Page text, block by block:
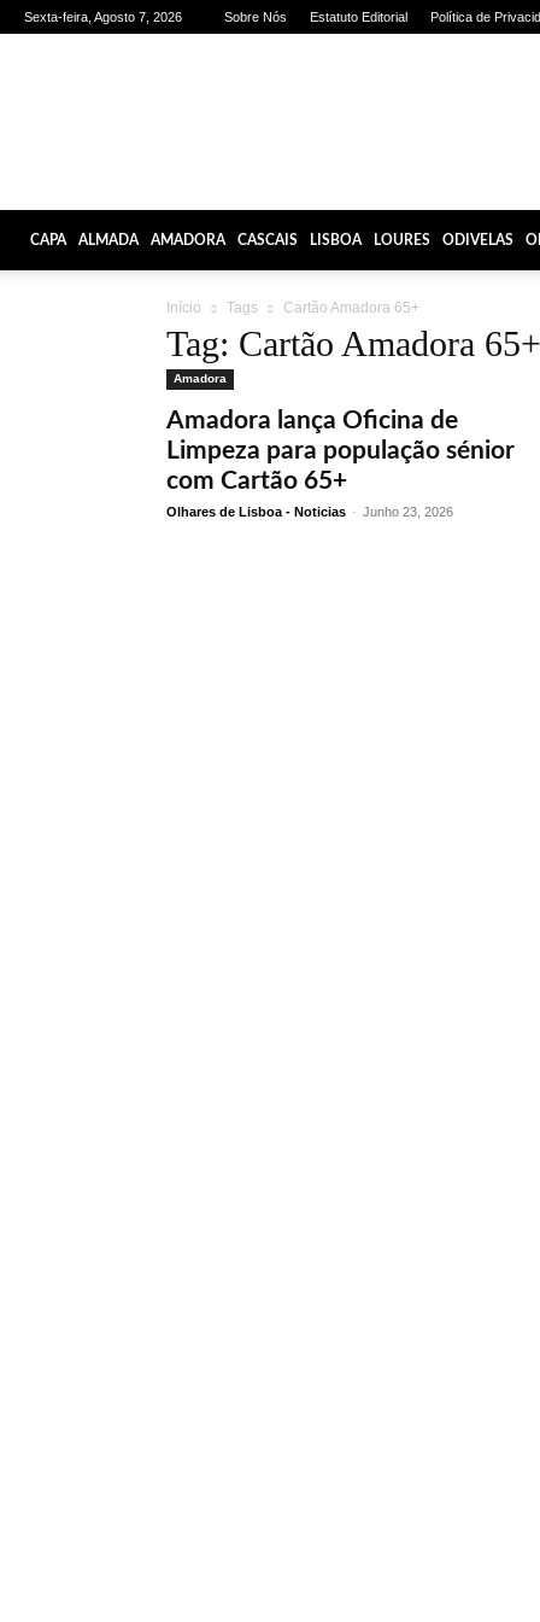
Sexta-feira, Agosto 7, 2026 Sobre Nós Estatuto Editorial Política de
CAPA ALMADA AMADORA CASCAIS LISBOA LOURES ODIVELAS
Início Tags Cartão Amadora 65+
Tag: Cartão Amadora 65+
Amadora
Amadora lança Oficina de
Limpeza para população sénior
com Cartão 65+
Olhares de Lisboa - Noticias - Junho 23, 2026